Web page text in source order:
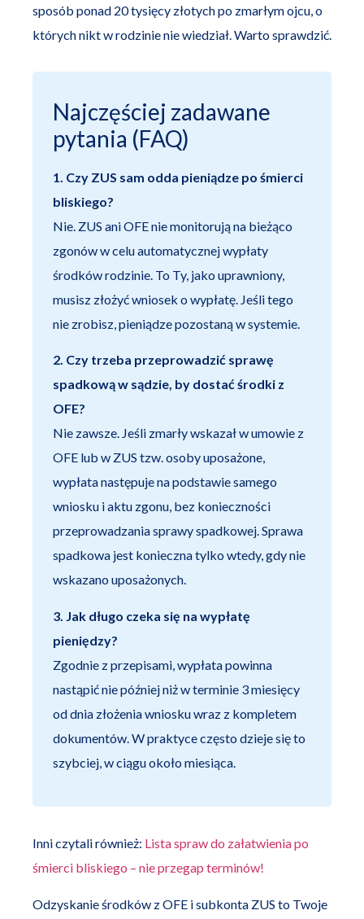
sposób ponad 20 tysięcy złotych po zmarłym ojcu, o
których nikt w rodzinie nie wiedział. Warto sprawdzić.
Najczęściej zadawane
pytania (FAQ)
1. Czy ZUS sam odda pieniądze po śmierci
bliskiego?
Nie. ZUS ani OFE nie monitorują na bieżąco
zgonów w celu automatycznej wypłaty
środków rodzinie. To Ty, jako uprawniony,
musisz złożyć wniosek o wypłatę. Jeśli tego
nie zrobisz, pieniądze pozostaną w systemie.
2. Czy trzeba przeprowadzić sprawę
spadkową w sądzie, by dostać środki z
OFE?
Nie zawsze. Jeśli zmarły wskazał w umowie z
OFE lub w ZUS tzw. osoby uposażone,
wypłata następuje na podstawie samego
wniosku i aktu zgonu, bez konieczności
przeprowadzania sprawy spadkowej. Sprawa
spadkowa jest konieczna tylko wtedy, gdy nie
wskazano uposażonych.
3. Jak długo czeka się na wypłatę
pieniędzy?
Zgodnie z przepisami, wypłata powinna
nastąpić nie później niż w terminie 3 miesięcy
od dnia złożenia wniosku wraz z kompletem
dokumentów. W praktyce często dzieje się to
szybciej, w ciągu około miesiąca.
Inni czytali również: Lista spraw do załatwienia po
śmierci bliskiego – nie przegap terminów!
Odzyskanie środków z OFE i subkonta ZUS to Twoje